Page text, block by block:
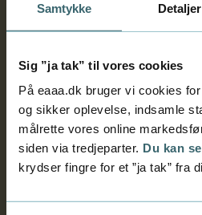
Samtykke Detaljer
Sig ”ja tak” til vores cookies
På eaaa.dk bruger vi cookies
og sikker oplevelse, indsamle
målrette vores online
siden via tredjeparter. Du kan
krydser fingre for et ”ja tak” fra
kunderne, så jeg kan
Alex, der også har lært,
"Faget er godt for dem,
hands on, og som ikke
for at være akademiske.
hvad det er, vi gør godt, så
det igen - bare mere
Vil tage hele